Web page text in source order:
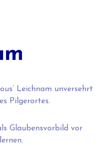
Leichnam unversehrt
Pilgerortes.
Glaubensvorbild vor